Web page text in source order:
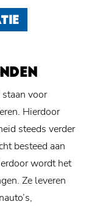
voor
Hierdoor
steeds verder
besteed aan
wordt het
Ze leveren